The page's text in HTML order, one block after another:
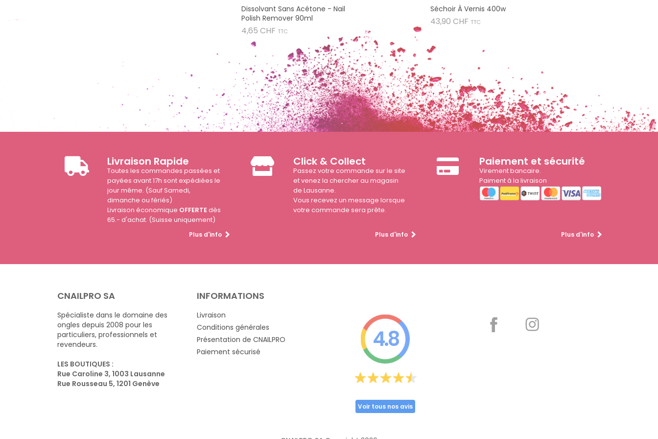
Dissolvant Sans Acétone - Nail
Polish Remover 90ml
4,65 CHF Prix
TTC
Séchoir À Vernis 400w
43,90 CHF Prix
TTC
Livraison Rapide
Toutes les commandes passées et
payées avant 17h sont expédiées le
jour même. (Sauf Samedi,
dimanche ou fériés)
Livraison économique OFFERTEdès
65.- d'achat. (Suisse uniquement)
Plus d'info
Click & Collect
Passez votre commande sur le site
et venez la chercher au magasin
de Lausanne.
Vous recevez un message lorsque
votre commande sera prête.
Plus d'info
Paiement et sécurité
Virement bancaire.
Paiment à la livraison
Plus d'info
CNAILPRO SA
Spécialiste dans le domaine des
ongles depuis 2008 pour les
particuliers, professionnels et
revendeurs.
LES BOUTIQUES :
Rue Caroline 3, 1003 Lausanne
Rue Rousseau 5, 1201 Genève
INFORMATIONS
Livraison
Conditions générales
Présentation de CNAILPRO
Paiement sécurisé
4.8
Voir tous nos avis